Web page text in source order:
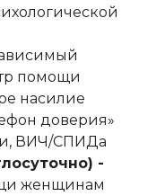
помощи
насилие
доверия»
ВИЧ/СПИДа
-
женщинам